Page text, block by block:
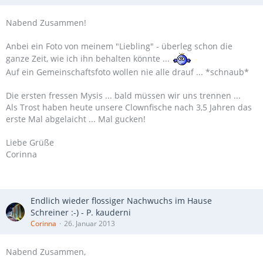
Nabend Zusammen!
Anbei ein Foto von meinem "Liebling" - überleg schon die
ganze Zeit, wie ich ihn behalten könnte ...
Auf ein Gemeinschaftsfoto wollen nie alle drauf ... *schnaub*
Die ersten fressen Mysis ... bald müssen wir uns trennen ...
Als Trost haben heute unsere Clownfische nach 3,5 Jahren das
erste Mal abgelaicht ... Mal gucken!
Liebe Grüße
Corinna
Endlich wieder flossiger Nachwuchs im Hause
Schreiner :-) - P. kauderni
Corinna 26. Januar 2013
Nabend Zusammen,